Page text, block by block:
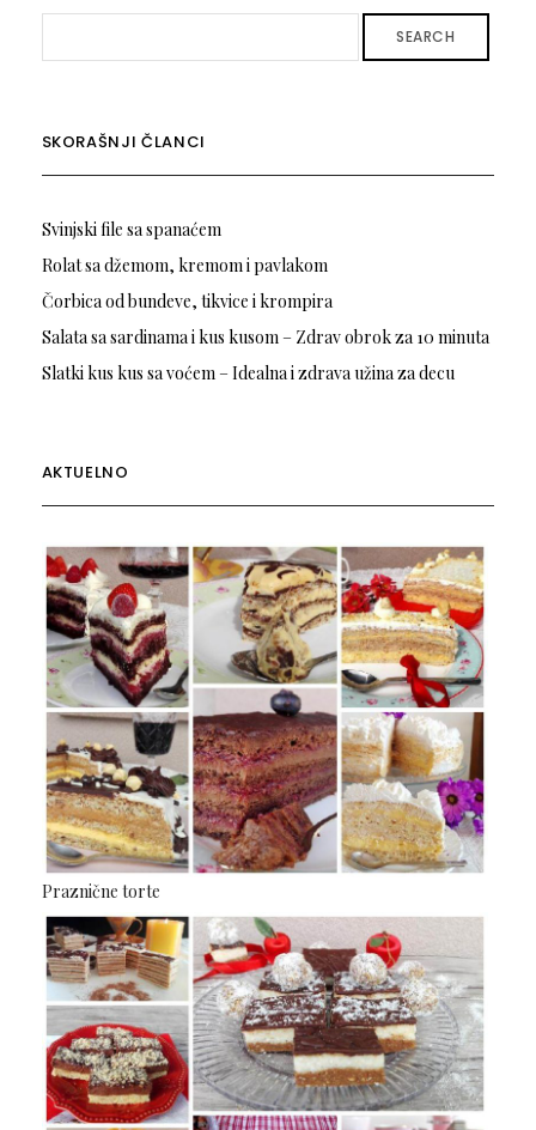
SEARCH
SKORAŠNJI ČLANCI
Svinjski file sa spanaćem
Rolat sa džemom, kremom i pavlakom
Čorbica od bundeve, tikvice i krompira
Salata sa sardinama i kus kusom – Zdrav obrok za 10 minuta
Slatki kus kus sa voćem – Idealna i zdrava užina za decu
AKTUELNO
Praznične torte